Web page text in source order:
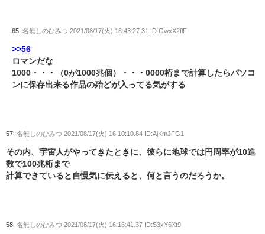
65: 名無しのひみつ 2021/08/17(火) 16:43:27.31 ID:GwxX2flF
>>56
ロマンだな
1000・・・（0が1000兆個）・・・0000桁まで計算したらパソコ
ンに保存出来る作品の殆どが入ってる気がする
57: 名無しのひみつ 2021/08/17(火) 16:10:10.84 ID:AjKmJFG1
その内、宇宙人がやってきたときに、彼らに地球では円周率が10進
数で100兆桁まで
計算できていると自慢気に伝えると、何と言うのだろうか。
58: 名無しのひみつ 2021/08/17(火) 16:16:41.37 ID:S3xY6Xt9